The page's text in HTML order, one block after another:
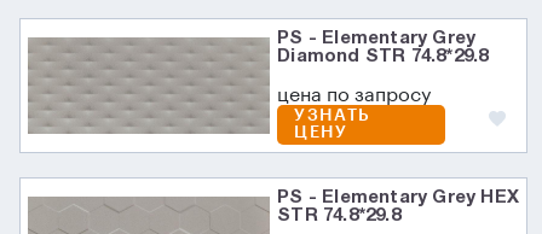
PS - Elementary Grey
Diamond STR 74.8*29.8
цена по запросу
УЗНАТЬ
ЦЕНУ
PS - Elementary Grey HEX
STR 74.8*29.8